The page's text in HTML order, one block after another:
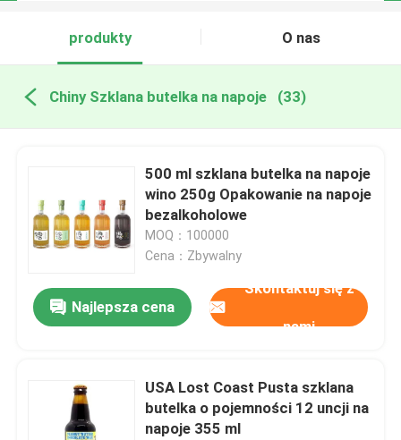
produkty O nas
Chiny Szklana butelka na napoje (33)
500 ml szklana butelka na napoje
wino 250g Opakowanie na napoje
bezalkoholowe
MOQ：100000
Cena：Zbywalny
Najlepsza cena
Skontaktuj się z
nami
USA Lost Coast Pusta szklana
butelka o pojemności 12 uncji na
napoje 355 ml